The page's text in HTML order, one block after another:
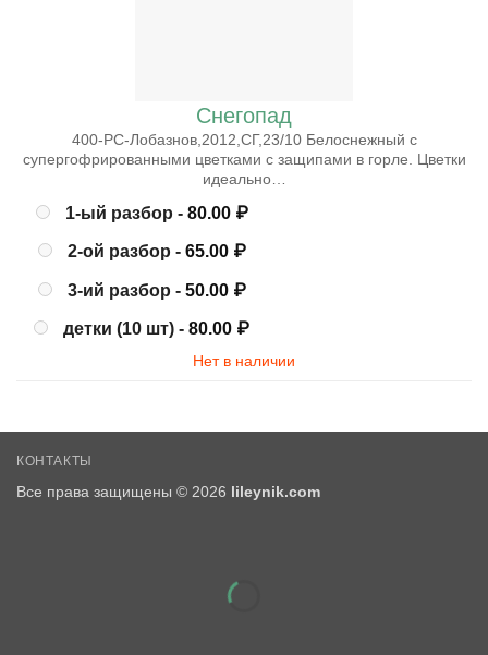
Снегопад
400-РС-Лобазнов,2012,СГ,23/10 Белоснежный с
супергофрированными цветками с защипами в горле. Цветки
идеально…
1-ый разбор - 80.00 ₽
2-ой разбор - 65.00 ₽
3-ий разбор - 50.00 ₽
детки (10 шт) - 80.00 ₽
Нет в наличии
КОНТАКТЫ
Все права защищены © 2026 lileynik.com